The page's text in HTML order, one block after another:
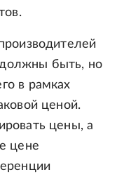
быть, но
в рамках
ценой.
цены, а
цене